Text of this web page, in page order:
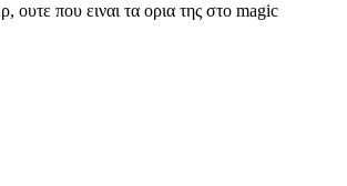
ουτε που ειναι τα ορια της στο magic